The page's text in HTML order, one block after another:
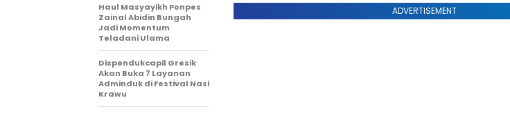
ADVERTISEMENT
Haul Masyayikh Ponpes
Zainal Abidin Bungah
Jadi Momentum
Teladani Ulama
Dispendukcapil Gresik
Akan Buka 7 Layanan
Adminduk di Festival Nasi
Krawu